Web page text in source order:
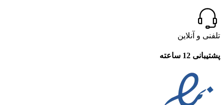
تلفنی و آنلاین
پشتیبانی 12 ساعته